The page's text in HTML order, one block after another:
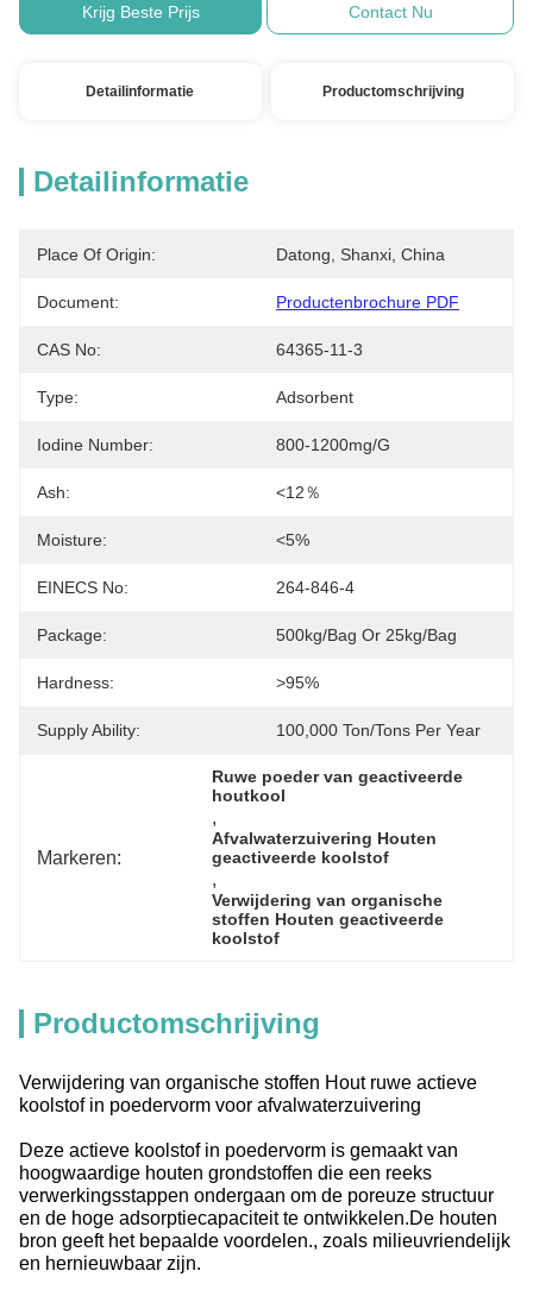
Krijg Beste Prijs Contact Nu
Detailinformatie Productomschrijving
Detailinformatie
Place Of Origin: Datong, Shanxi, China
Document: Productenbrochure PDF
CAS No: 64365-11-3
Type: Adsorbent
Iodine Number: 800-1200mg/g
Ash: <12％
Moisture: <5%
EINECS No: 264-846-4
Package: 500kg/bag Or 25kg/bag
Hardness: >95%
Supply Ability: 100,000 Ton/Tons Per Year
Markeren:
Ruwe poeder van geactiveerde
houtkool
,
Afvalwaterzuivering Houten
geactiveerde koolstof
,
Verwijdering van organische
stoffen Houten geactiveerde
koolstof
Productomschrijving
Verwijdering van organische stoffen Hout ruwe actieve
koolstof in poedervorm voor afvalwaterzuivering
Deze actieve koolstof in poedervorm is gemaakt van
hoogwaardige houten grondstoffen die een reeks
verwerkingsstappen ondergaan om de poreuze structuur
en de hoge adsorptiecapaciteit te ontwikkelen.De houten
bron geeft het bepaalde voordelen., zoals milieuvriendelijk
en hernieuwbaar zijn.